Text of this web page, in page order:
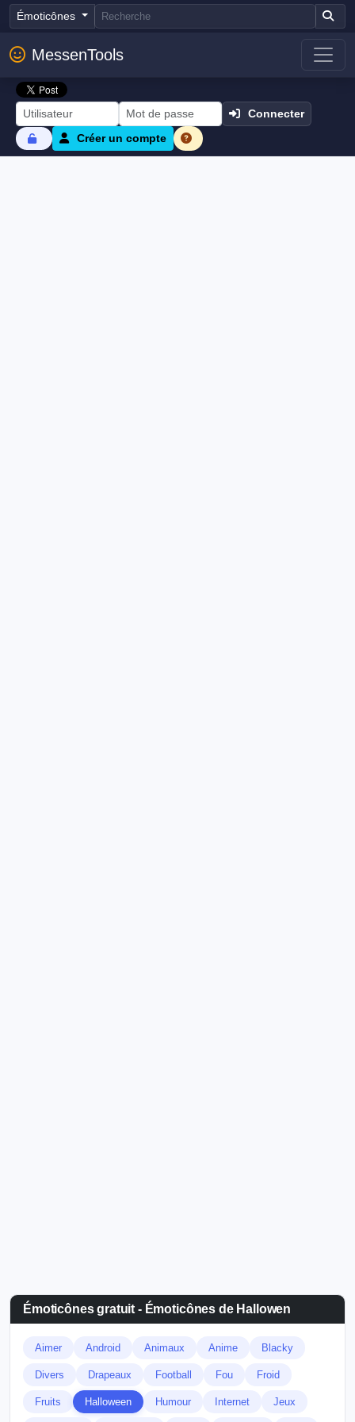
Émoticônes
MessenTools
Connecter
Créer un compte
Émoticônes gratuit - Émoticônes de Hallowen
Aimer Android Animaux Anime Blacky
Divers Drapeaux Football Fou Froid
Fruits Halloween Humour Internet Jeux